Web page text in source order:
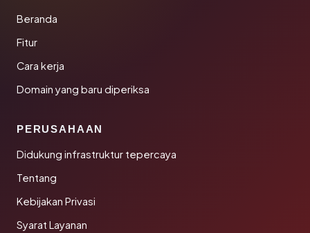
Beranda
Fitur
Cara kerja
Domain yang baru diperiksa
PERUSAHAAN
Didukung infrastruktur tepercaya
Tentang
Kebijakan Privasi
Syarat Layanan